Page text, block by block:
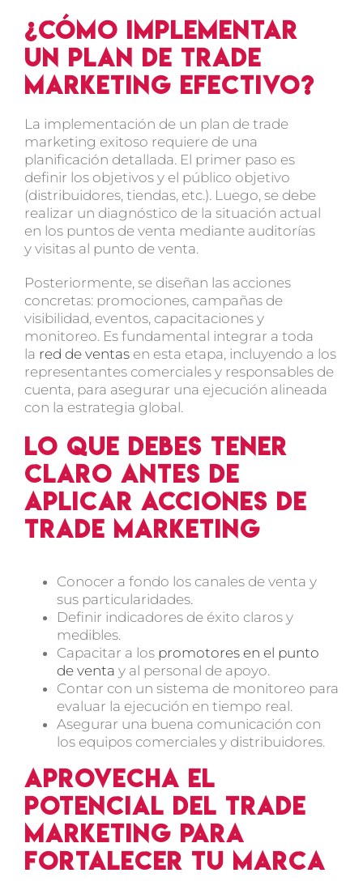
¿Cómo implementar
un plan de trade
marketing efectivo?
La implementación de un plan de trade
marketing exitoso requiere de una
planificación detallada. El primer paso es
definir los objetivos y el público objetivo
(distribuidores, tiendas, etc.). Luego, se debe
realizar un diagnóstico de la situación actual
en los puntos de venta mediante auditorías
y visitas al punto de venta.
Posteriormente, se diseñan las acciones
concretas: promociones, campañas de
visibilidad, eventos, capacitaciones y
monitoreo. Es fundamental integrar a toda
la red de ventasen esta etapa, incluyendo a los
representantes comerciales y responsables de
cuenta, para asegurar una ejecución alineada
con la estrategia global.
Lo que debes tener
claro antes de
aplicar acciones de
trade marketing
Conocer a fondo los canales de venta y
sus particularidades.
Definir indicadores de éxito claros y
medibles.
Capacitar a los promotores en el punto
de venta y al personal de apoyo.
Contar con un sistema de monitoreo para
evaluar la ejecución en tiempo real.
Asegurar una buena comunicación con
los equipos comerciales y distribuidores.
Aprovecha el
potencial del trade
marketing para
fortalecer tu marca